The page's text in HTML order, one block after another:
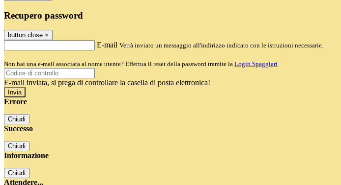
Recupero password
button close ×
E-mail Verrà inviato un messaggio all'indirizzo indicato con le istruzioni necessarie.
Non hai una e-mail associata al nome utente? Effettua il reset della password tramite la Login Spaggiari
E-mail inviata, si prega di controllare la casella di posta elettronica!
Errore
Chiudi
Successo
Chiudi
Informazione
Chiudi
Attendere...